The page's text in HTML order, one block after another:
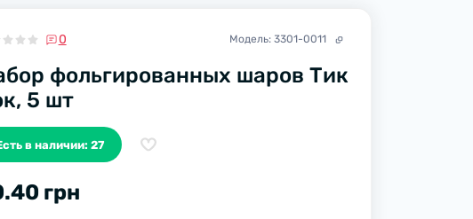
0 Модель: 3301-0011
фольгированных шаров Тик
5 шт
в наличии: 27
грн